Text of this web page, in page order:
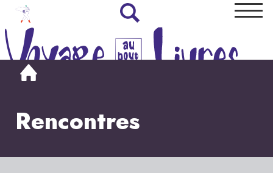
Rencontres
Afficher